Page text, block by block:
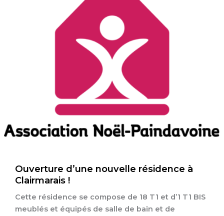
Ouverture d’une nouvelle résidence à
Clairmarais !
Cette résidence se compose de 18 T1 et d’1 T1 BIS
meublés et équipés de salle de bain et de